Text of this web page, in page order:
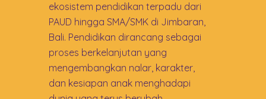
ekosistem pendidikan terpadu dari
PAUD hingga SMA/SMK di Jimbaran,
Bali. Pendidikan dirancang sebagai
proses berkelanjutan yang
mengembangkan nalar, karakter,
dan kesiapan anak menghadapi